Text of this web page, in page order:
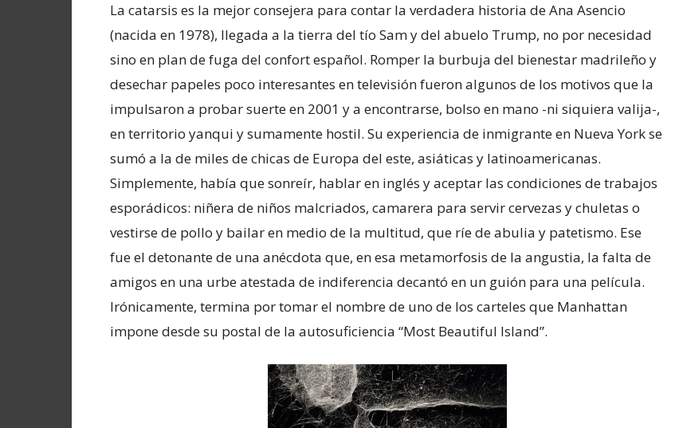
La catarsis es la mejor consejera para contar la verdadera historia de Ana Asencio
(nacida en 1978), llegada a la tierra del tío Sam y del abuelo Trump, no por necesidad
sino en plan de fuga del confort español. Romper la burbuja del bienestar madrileño y
desechar papeles poco interesantes en televisión fueron algunos de los motivos que la
impulsaron a probar suerte en 2001 y a encontrarse, bolso en mano -ni siquiera valija-,
en territorio yanqui y sumamente hostil. Su experiencia de inmigrante en Nueva York se
sumó a la de miles de chicas de Europa del este, asiáticas y latinoamericanas.
Simplemente, había que sonreír, hablar en inglés y aceptar las condiciones de trabajos
esporádicos: niñera de niños malcriados, camarera para servir cervezas y chuletas o
vestirse de pollo y bailar en medio de la multitud, que ríe de abulia y patetismo. Ese
fue el detonante de una anécdota que, en esa metamorfosis de la angustia, la falta de
amigos en una urbe atestada de indiferencia decantó en un guión para una película.
Irónicamente, termina por tomar el nombre de uno de los carteles que Manhattan
impone desde su postal de la autosuficiencia “Most Beautiful Island”.